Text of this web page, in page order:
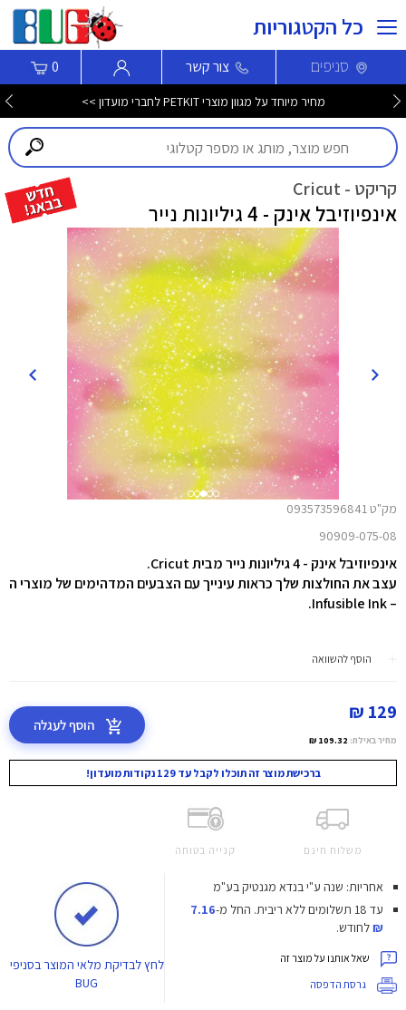
כל הקטגוריות
סניפים צור קשר 0
מחיר מיוחד על מגוון מוצרי PETKIT לחברי מועדון >>
קריקט - Cricut
אינפיוזיבל אינק - 4 גיליונות נייר
מק"ט 093573596841
90909-075-08
אינפיוזיבל אינק - 4 גיליונות נייר מבית Cricut.
עצב את החולצות שלך כראות עינייך עם הצבעים המדהימים של מוצרי ה
– Infusible Ink.
הוסף להשוואה
129 ₪
מחיר באילת: 109.32 ₪
הוסף לעגלה
ברכישת מוצר זה תוכלו לקבל עד 129 נקודות מועדון!
משלוח חינם קנייה בטוחה
אחריות: שנה ע"י בנדא מגנטיק בע"מ
עד 18 תשלומים ללא ריבית.
החל מ-7.16
₪לחודש.
שאל אותנו על מוצר זה
גרסת הדפסה
לחץלבדיקת מלאי המוצר בסניפי
BUG